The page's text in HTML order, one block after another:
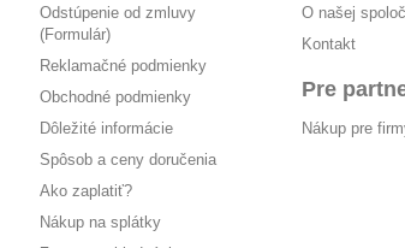
Odstúpenie od zmluvy
(Formulár)
Reklamačné podmienky
Obchodné podmienky
Dôležité informácie
Spôsob a ceny doručenia
Ako zaplatiť?
Nákup na splátky
O našej
Kontakt
Pre
Nákup pre